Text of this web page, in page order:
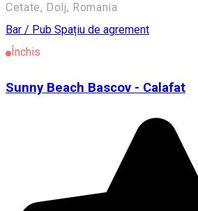
Cetate, Dolj, Romania
Bar / Pub Spațiu de agrement
Închis
Sunny Beach Bascov - Calafat